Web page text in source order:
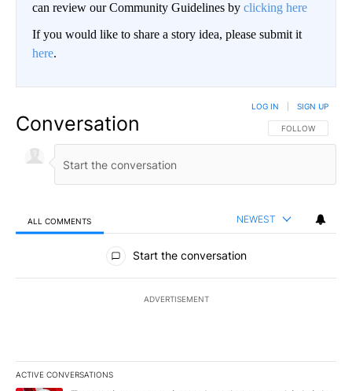
can review our Community Guidelines by clicking here
If you would like to share a story idea, please submit it
here.
Conversation FOLLOW THIS
FOLLOW
LOG IN SIGN UP
ALL COMMENTS NEWEST
All Comments
Start the conversation
ADVERTISEMENT
ACTIVE CONVERSATIONS
The following is a list of the most commented articles in the last